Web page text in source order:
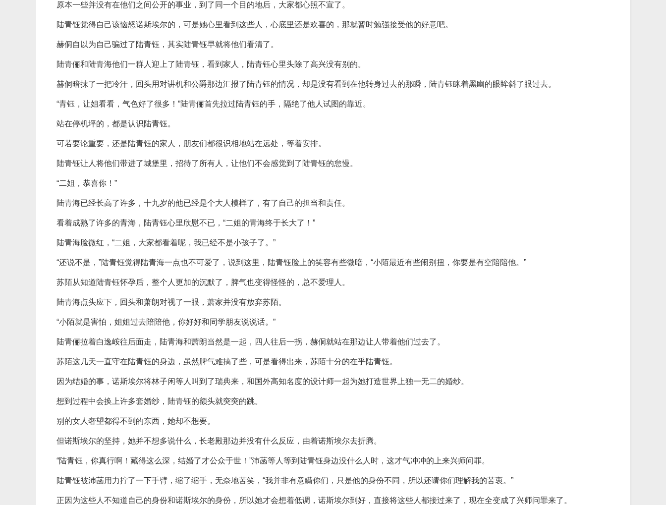
原本一些并没有在他们之间公开的事业，到了同一个目的地后，大家都心照不宣了。
陆青钰觉得自己该恼怒诺斯埃尔的，可是她心里看到这些人，心底里还是欢喜的，那就暂时勉强接受他的好意吧。
赫侗自以为自己骗过了陆青钰，其实陆青钰早就将他们看清了。
陆青俪和陆青海他们一群人迎上了陆青钰，看到家人，陆青钰心里头除了高兴没有别的。
赫侗暗抹了一把冷汗，回头用对讲机和公爵那边汇报了陆青钰的情况，却是没有看到在他转身过去的那瞬，陆青钰眯着黑幽的眼眸斜了眼过去。
“青钰，让姐看看，气色好了很多！”陆青俪首先拉过陆青钰的手，隔绝了他人试图的靠近。
站在停机坪的，都是认识陆青钰。
可若要论重要，还是陆青钰的家人，朋友们都很识相地站在远处，等着安排。
陆青钰让人将他们带进了城堡里，招待了所有人，让他们不会感觉到了陆青钰的怠慢。
“二姐，恭喜你！”
陆青海已经长高了许多，十九岁的他已经是个大人模样了，有了自己的担当和责任。
看着成熟了许多的青海，陆青钰心里欣慰不已，“二姐的青海终于长大了！”
陆青海脸微红，“二姐，大家都看着呢，我已经不是小孩子了。”
“还说不是，”陆青钰觉得陆青海一点也不可爱了，说到这里，陆青钰脸上的笑容有些微暗，“小陌最近有些闹别扭，你要是有空陪陪他。”
苏陌从知道陆青钰怀孕后，整个人更加的沉默了，脾气也变得怪怪的，总不爱理人。
陆青海点头应下，回头和萧朗对视了一眼，萧家并没有放弃苏陌。
“小陌就是害怕，姐姐过去陪陪他，你好好和同学朋友说说话。”
陆青俪拉着白逸峖往后面走，陆青海和萧朗当然是一起，四人往后一拐，赫侗就站在那边让人带着他们过去了。
苏陌这几天一直守在陆青钰的身边，虽然脾气难搞了些，可是看得出来，苏陌十分的在乎陆青钰。
因为结婚的事，诺斯埃尔将林子闲等人叫到了瑞典来，和国外高知名度的设计师一起为她打造世界上独一无二的婚纱。
想到过程中会换上许多套婚纱，陆青钰的额头就突突的跳。
别的女人奢望都得不到的东西，她却不想要。
但诺斯埃尔的坚持，她并不想多说什么，长老殿那边并没有什么反应，由着诺斯埃尔去折腾。
“陆青钰，你真行啊！藏得这么深，结婚了才公众于世！”沛菡等人等到陆青钰身边没什么人时，这才气冲冲的上来兴师问罪。
陆青钰被沛菡用力拧了一下手臂，缩了缩手，无奈地苦笑，“我并非有意瞒你们，只是他的身份不同，所以还请你们理解我的苦衷。”
正因为这些人不知道自己的身份和诺斯埃尔的身份，所以她才会想着低调，诺斯埃尔到好，直接将这些人都接过来了，现在全变成了兴师问罪来了。